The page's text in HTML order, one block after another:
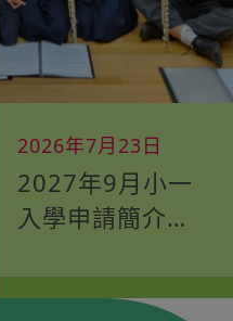
2026年7月23日
2027年9月小一
入學申請簡介會
輪)